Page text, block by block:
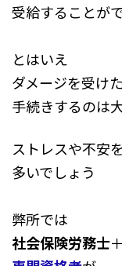
受給することが
とはいえ
ダメージを受け
手続きするのは
ストレスや不安
多いでしょう
弊所では
社会保険労務士＋